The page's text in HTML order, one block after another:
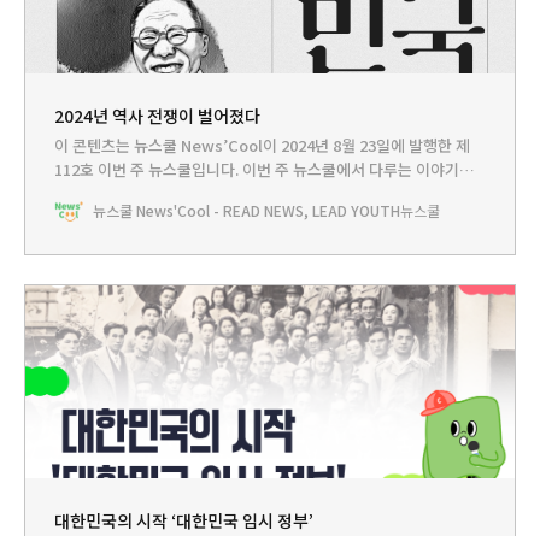
2024년 역사 전쟁이 벌어졌다
이 콘텐츠는 뉴스쿨 News’Cool이 2024년 8월 23일에 발행한 제
112호 이번 주 뉴스쿨입니다.‌ 이번 주 뉴스쿨에서 다루는 이야기는...
국의 시작, ’대한민국 임시 정부’PLAY - 24시간의 시간 여행, 대한민
뉴스쿨 News'Cool - READ NEWS, LEAD YOUTH뉴스쿨
대한민국의 시작 ‘대한민국 임시 정부’